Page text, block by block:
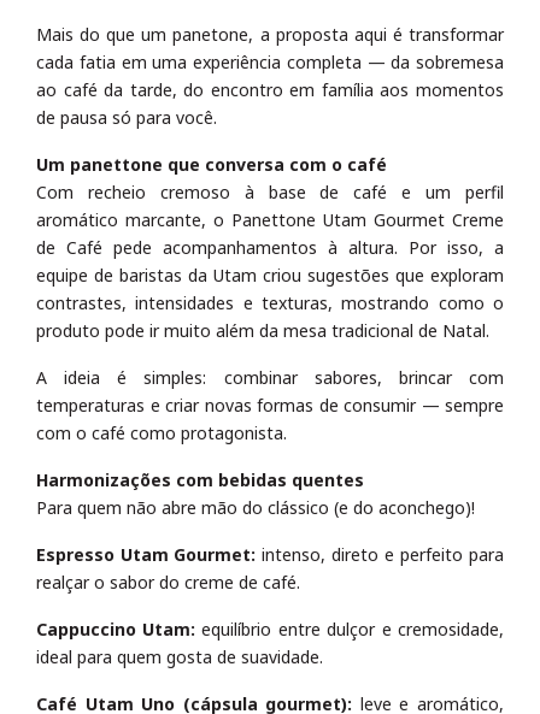
Mais do que um panetone, a proposta aqui é transformar
cada fatia em uma experiência completa — da sobremesa
ao café da tarde, do encontro em família aos momentos
de pausa só para você.
Um panettone que conversa com o café
Com recheio cremoso à base de café e um perfil
aromático marcante, o Panettone Utam Gourmet Creme
de Café pede acompanhamentos à altura. Por isso, a
equipe de baristas da Utam criou sugestões que exploram
contrastes, intensidades e texturas, mostrando como o
produto pode ir muito além da mesa tradicional de Natal.
A ideia é simples: combinar sabores, brincar com
temperaturas e criar novas formas de consumir — sempre
com o café como protagonista.
Harmonizações com bebidas quentes
Para quem não abre mão do clássico (e do aconchego)!
Espresso Utam Gourmet: intenso, direto e perfeito para
realçar o sabor do creme de café.
Cappuccino Utam: equilíbrio entre dulçor e cremosidade,
ideal para quem gosta de suavidade.
Café Utam Uno (cápsula gourmet): leve e aromático,